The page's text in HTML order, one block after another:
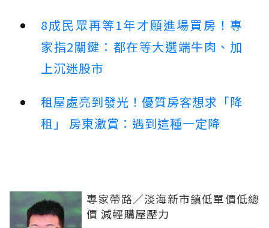
8成民眾再等1年才願進場買房！專
家指2關鍵：都在等大選端牛肉、加
上沉迷股市
租屋處亮到發光！優質房客想求「降
租」 房東激賞：遇到這種一定降
專家帶路／淡海新市鎮低單價低總
價 減輕購屋壓力